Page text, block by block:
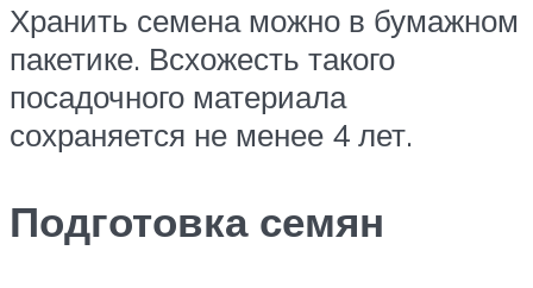
Хранить семена можно в бумажном
пакетике. Всхожесть такого
посадочного материала
сохраняется не менее 4 лет.
Подготовка семян